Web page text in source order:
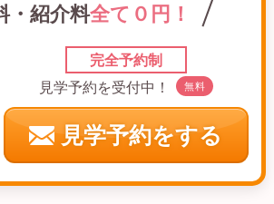
・紹介料全て０円！
完全予約制
見学予約を受付中！
無料
見学予約をする